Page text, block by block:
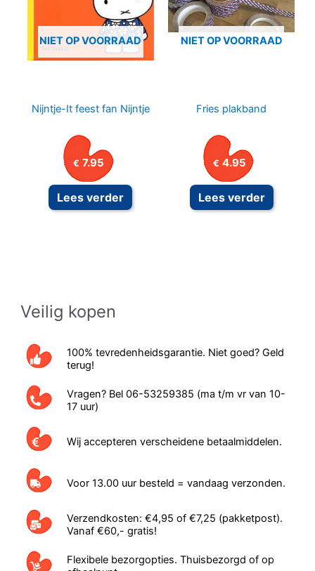
Veilig kopen
100% tevredenheidsgarantie. Niet goed? Geld
terug!
Vragen? Bel 06-53259385 (ma t/m vr van 10-
17 uur)
Wij accepteren verscheidene betaalmiddelen.
Voor 13.00 uur besteld = vandaag verzonden.
Verzendkosten: €4,95 of €7,25 (pakketpost).
Vanaf €60,- gratis!
Flexibele bezorgopties. Thuisbezorgd of op
NIET OP VOORRAAD
Nijntje-It feest fan Nijntje
€ 7.95
Lees verder
NIET OP VOORRAAD
Fries plakband
€ 4.95
Lees verder